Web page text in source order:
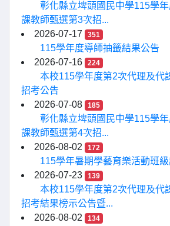
彰化縣立埤頭國民中學115學
課教師甄選第3次招...
2026-07-17
351
115學年度導師抽籤結果公告
2026-07-16
224
本校115學年度第2次代理及代
招考公告
2026-07-08
185
彰化縣立埤頭國民中學115學
課教師甄選第4次招...
2026-08-02
172
115學年暑期學藝育樂活動班
2026-07-23
139
本校115學年度第2次代理及代
招考結果榜示公告暨...
2026-08-02
134